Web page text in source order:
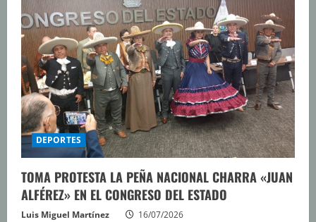
DEPORTES
TOMA PROTESTA LA PEÑA NACIONAL CHARRA «JUAN
ALFÉREZ» EN EL CONGRESO DEL ESTADO
Luis Miguel Martínez 16/07/2026